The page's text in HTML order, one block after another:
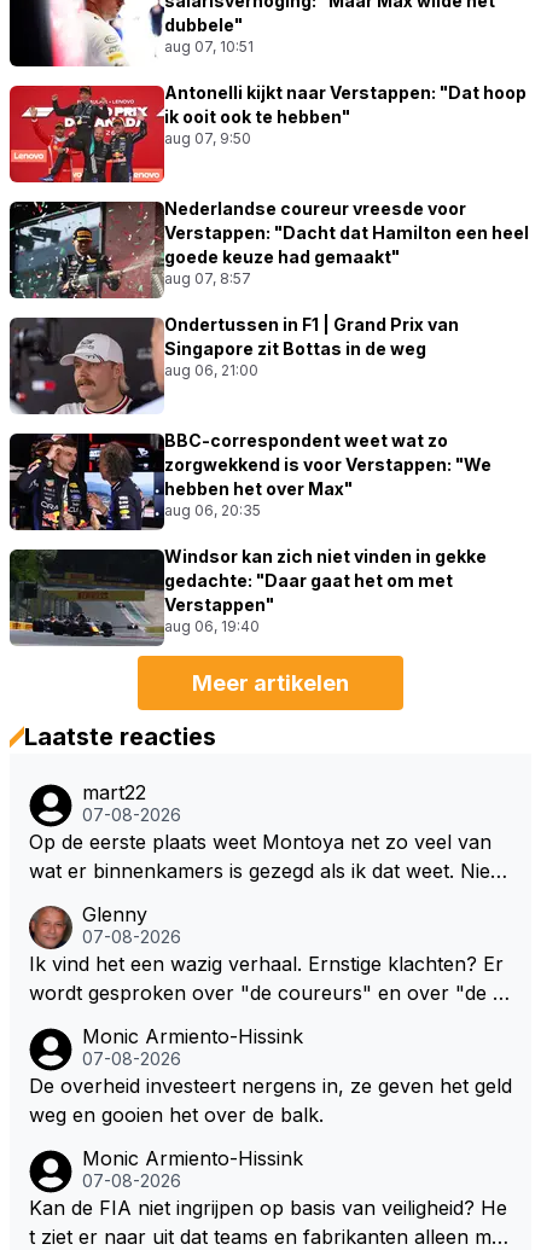
dubbele"
aug 07, 10:51
Antonelli kijkt naar Verstappen: "Dat hoop
ik ooit ook te hebben"
aug 07, 9:50
Nederlandse coureur vreesde voor
Verstappen: "Dacht dat Hamilton een heel
goede keuze had gemaakt"
aug 07, 8:57
Ondertussen in F1 | Grand Prix van
Singapore zit Bottas in de weg
aug 06, 21:00
BBC-correspondent weet wat zo
zorgwekkend is voor Verstappen: "We
hebben het over Max"
aug 06, 20:35
Windsor kan zich niet vinden in gekke
gedachte: "Daar gaat het om met
Verstappen"
aug 06, 19:40
Meer artikelen
Laatste reacties
mart22
07-08-2026
Op de eerste plaats weet Montoya net zo veel van
wat er binnenkamers is gezegd als ik dat weet. Niets
e!" is gewoon uit zijn dikke duim gezogen. Daarnaast
heb ik Max en co nooit iets anders horen zeggen da
n "we hebben een contract tot en met 2028" Ik sna
dat maakt sponsorcontracten een stuk makkelijker
maar ik snap nog beter dat Max voor zichzelf geen
enkele deur wil dichtgooien, zeker niet met deze "tr
ut" auto's. Als laatste denk ik dat Max donders goed
weet hoe bij andere teams de hazen lopen en wat hij
nu heeft bij Red Bull. Dat het gras niet overal even g
roen is hoef je hem niet te vertellen.
Glenny
07-08-2026
Ik vind het een wazig verhaal. Ernstige klachten? Er
wordt gesproken over "de coureurs" en over "de te
aakt hoe deze standpunten c.q. opvattingen zijn ver
deeld. Ik bedoel, hoeveel coureurs, 2, 8 of meer? E
n hoeveel en welke teams? De coureurs hebben er
deel. Oh ja, welke? Het enige dat concreet is, is de m
edewerking van Pirelli. In mijn ogen wordt het daard
oor lastig om de juiste context te bepalen. Maar welli
Monic Armiento-Hissink
07-08-2026
De overheid investeert nergens in, ze geven het geld
weg en gooien het over de balk.
Monic Armiento-Hissink
07-08-2026
Kan de FIA niet ingrijpen op basis van veiligheid? He
t ziet er naar uit dat teams en fabrikanten alleen ma